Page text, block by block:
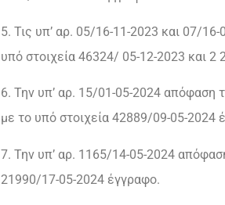
5. Τις υπ’ αρ. 05/16-11-2023 και 07/
υπό στοιχεία 46324/ 05-12-2023 και 2
6. Την υπ’ αρ. 15/01-05-2024 απόφαση
με το υπό στοιχεία 42889/09-05-2024
7. Την υπ’ αρ. 1165/14-05-2024
21990/17-05-2024 έγγραφο.